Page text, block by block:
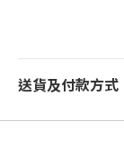
送貨及付款方式